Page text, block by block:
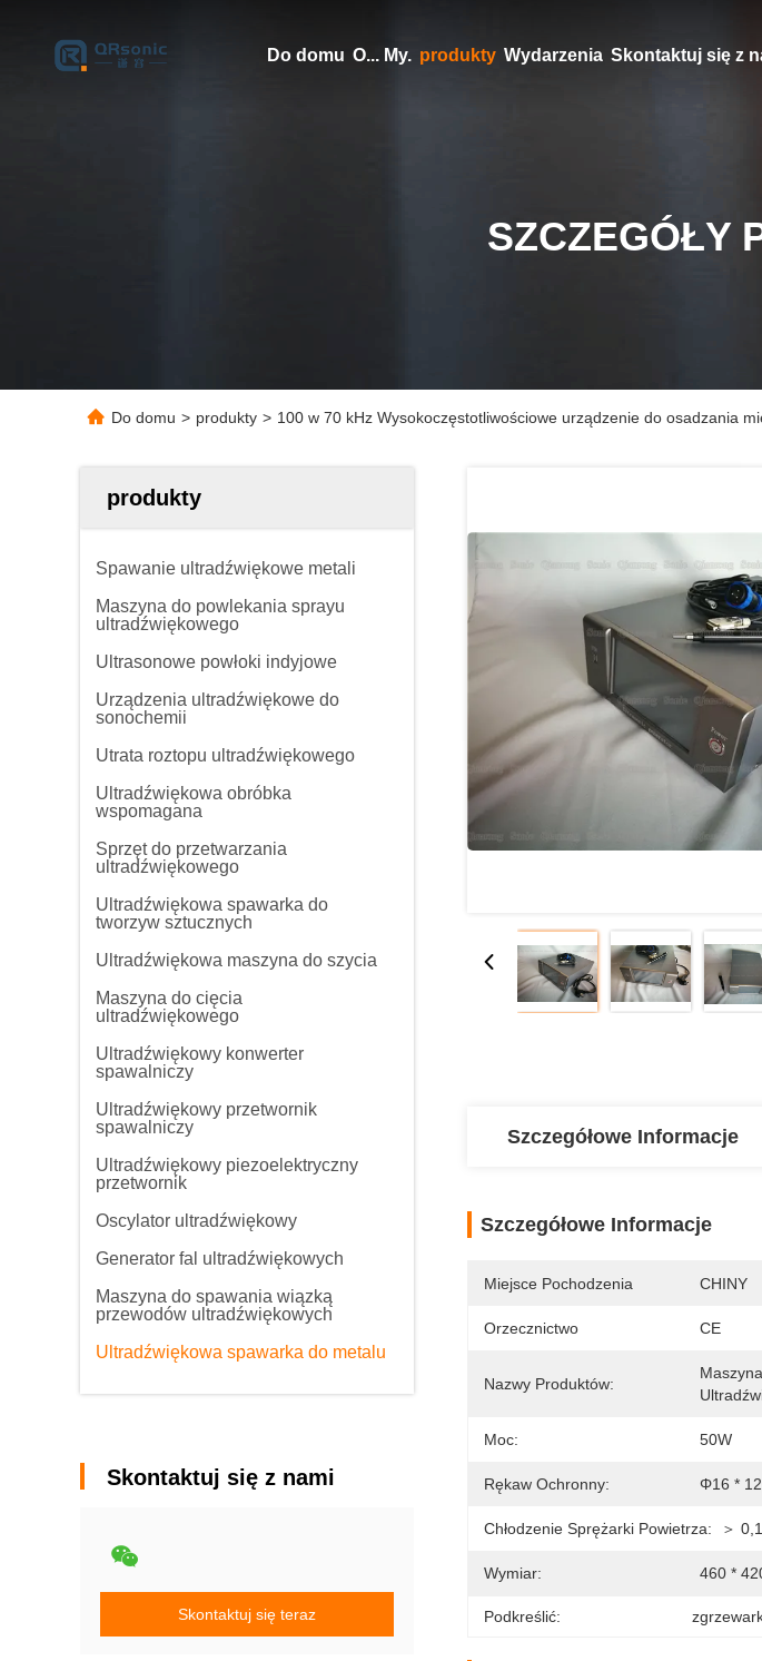
Do domu O... My. produkty Wydarzenia Skontaktuj się z
SZCZEGÓŁY
Do domu > produkty > 100 w 70 kHz Wysokoczęstotliwościowe urządzenie do osadzania
produkty
Spawanie ultradźwiękowe metali
Maszyna do powlekania sprayu
ultradźwiękowego
Ultrasonowe powłoki indyjowe
Urządzenia ultradźwiękowe do
sonochemii
Utrata roztopu ultradźwiękowego
Ultradźwiękowa obróbka
wspomagana
Sprzęt do przetwarzania
ultradźwiękowego
Ultradźwiękowa spawarka do
tworzyw sztucznych
Ultradźwiękowa maszyna do szycia
Maszyna do cięcia
ultradźwiękowego
Ultradźwiękowy konwerter
spawalniczy
Ultradźwiękowy przetwornik
spawalniczy
Ultradźwiękowy piezoelektryczny
przetwornik
Oscylator ultradźwiękowy
Generator fal ultradźwiękowych
Maszyna do spawania wiązką
przewodów ultradźwiękowych
Ultradźwiękowa spawarka do metalu
Skontaktuj się z nami
Skontaktuj się teraz
Szczegółowe Informacje
Szczegółowe Informacje
Miejsce Pochodzenia CHINY
Orzecznictwo CE
Nazwy Produktów:
Moc: 50W
Rękaw Ochronny: Φ16 *
Chłodzenie Sprężarki Powietrza: ＞
Wymiar: 460 *
Podkreślić: